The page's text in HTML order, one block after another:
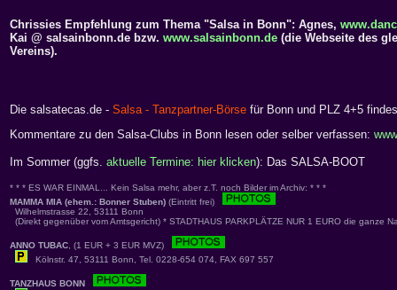
Chrissies Empfehlung zum Thema "Salsa in Bonn": Agnes,
Kai @ salsainbonn.de bzw. www.salsainbonn.de (die Webseite des
Vereins).
Die salsatecas.de - Salsa - Tanzpartner-Börse für Bonn und PLZ 4+5
Kommentare zu den Salsa-Clubs in Bonn lesen oder selber verfassen:
Im Sommer (ggfs. aktuelle Termine: hier klicken): Das SALSA-BOOT
* * * ES WAR EINMAL... Kein Salsa mehr, aber z.T. noch Bilder im Archiv: * * *
MAMMA MIA (ehem.: Bonner Stuben) (Eintritt frei)
Wilhelmstrasse 22, 53111 Bonn
(Direkt gegenüber vom Amtsgericht) * STADTHAUS PARKPLÄTZE NUR 1 EURO die ganze
ANNO TUBAC, (1 EUR + 3 EUR MVZ)
Kölnstr. 47, 53111 Bonn, Tel. 0228-654 074, FAX 697 557
TANZHAUS BONN